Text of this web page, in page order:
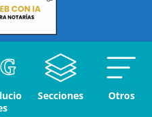
Secciones Otros